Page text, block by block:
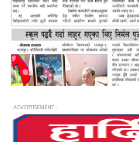
- ADVERTISEMENT -